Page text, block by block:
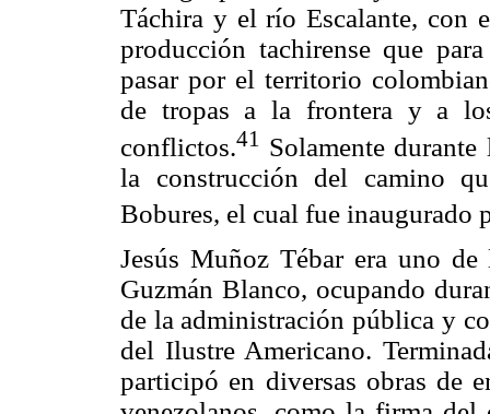
Táchira y el río Escalante, con
producción tachirense que
pasar por el territorio
de tropas a la frontera y a
conflictos.41 Solamente
la construcción del camino
Bobures, el cual fue inaugurado
Jesús Muñoz Tébar era uno
Guzmán Blanco, ocupando
de la administración pública y
del Ilustre Americano.
participó en diversas obras de